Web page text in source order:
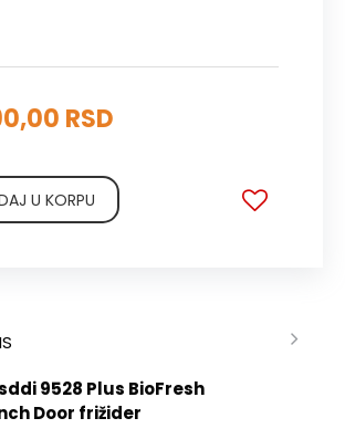
RSD
U KORPU
9528 Plus BioFresh
Door frižider